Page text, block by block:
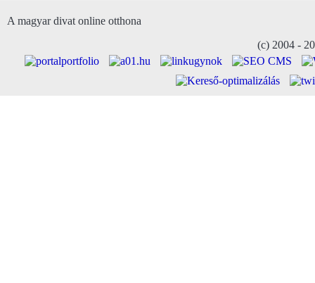
A magyar divat online otthona
(c) 2004 -